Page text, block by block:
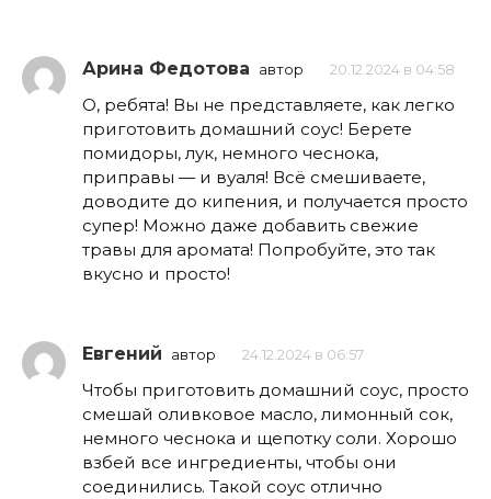
Арина Федотова автор 20.12.2024 в 04:58
О, ребята! Вы не представляете, как легко
приготовить домашний соус! Берете
помидоры, лук, немного чеснока,
приправы — и вуаля! Всё смешиваете,
доводите до кипения, и получается просто
супер! Можно даже добавить свежие
травы для аромата! Попробуйте, это так
вкусно и просто!
Евгений автор 24.12.2024 в 06:57
Чтобы приготовить домашний соус, просто
смешай оливковое масло, лимонный сок,
немного чеснока и щепотку соли. Хорошо
взбей все ингредиенты, чтобы они
соединились. Такой соус отлично